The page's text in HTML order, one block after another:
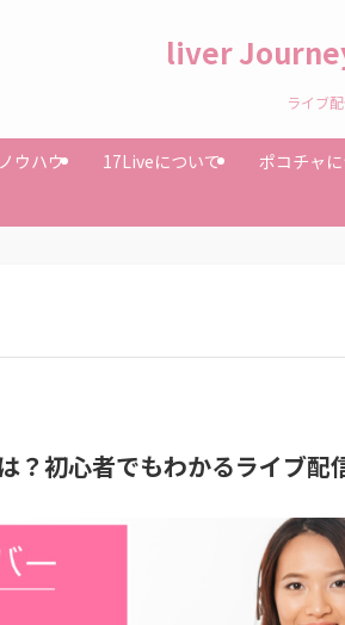
liver
ライブ
ウハウ 17Liveについて ポコチャ
？初心者でもわかるライブ配